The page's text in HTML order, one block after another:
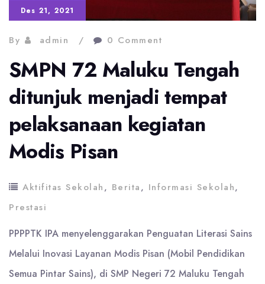
besar
tingkat
dalam
Orbit
Onlimpiade
Hasri
Des 21, 2021
By admin 0 Comment
SMPN 72 Maluku Tengah
ditunjuk menjadi tempat
pelaksanaan kegiatan
Modis Pisan
Aktifitas Sekolah, Berita, Informasi Sekolah,
Prestasi
PPPPTK IPA menyelenggarakan Penguatan Literasi Sains
Melalui Inovasi Layanan Modis Pisan (Mobil Pendidikan
Semua Pintar Sains), di SMP Negeri 72 Maluku Tengah